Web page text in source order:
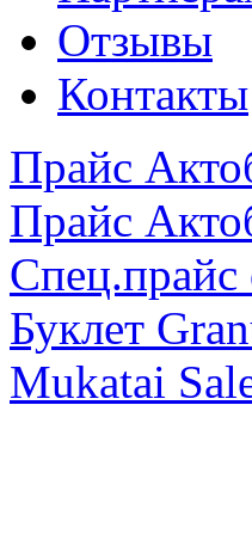
Отзывы
Контакты
Прайс
Прайс
Спец.прайс
Буклет
Mukatai